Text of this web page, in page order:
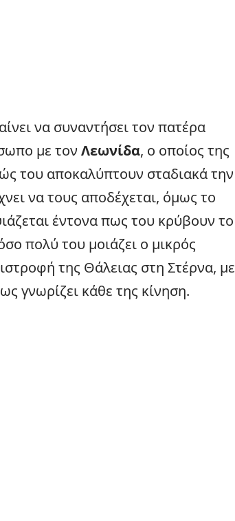
να συναντήσει τον πατέρα
με τον Λεωνίδα, ο οποίος της
του αποκαλύπτουν σταδιακά την
να τους αποδέχεται, όμως το
έντονα πως του κρύβουν το
πολύ του μοιάζει ο μικρός
της Θάλειας στη Στέρνα, με
γνωρίζει κάθε της κίνηση.